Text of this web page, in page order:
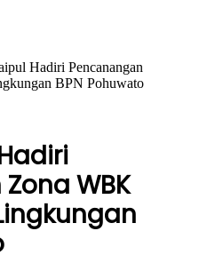
Hadiri Pencanangan
BPN Pohuwato
WBK